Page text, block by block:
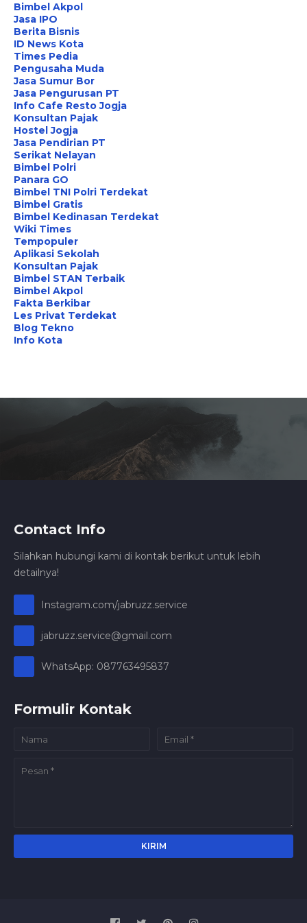
Bimbel Akpol
Jasa IPO
Berita Bisnis
ID News Kota
Times Pedia
Pengusaha Muda
Jasa Sumur Bor
Jasa Pengurusan PT
Info Cafe Resto Jogja
Konsultan Pajak
Hostel Jogja
Jasa Pendirian PT
Serikat Nelayan
Bimbel Polri
Panara GO
Bimbel TNI Polri Terdekat
Bimbel Gratis
Bimbel Kedinasan Terdekat
Wiki Times
Tempopuler
Aplikasi Sekolah
Konsultan Pajak
Bimbel STAN Terbaik
Bimbel Akpol
Fakta Berkibar
Les Privat Terdekat
Blog Tekno
Info Kota
Contact Info
Silahkan hubungi kami di kontak berikut untuk lebih
detailnya!
Instagram.com/jabruzz.service
jabruzz.service@gmail.com
WhatsApp: 087763495837
Formulir Kontak